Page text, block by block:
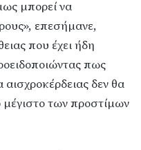
μπορεί να
επεσήμανε,
που έχει ήδη
πως
δεν θα
των προστίμων